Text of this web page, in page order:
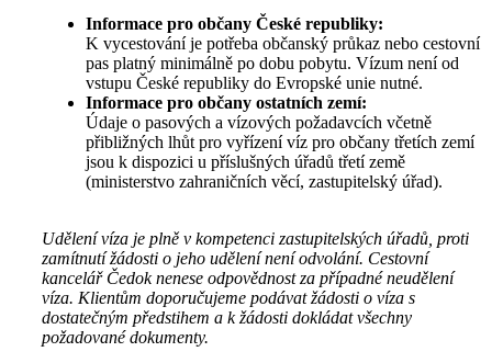
Informace pro občany České republiky:
K vycestování je potřeba občanský průkaz nebo cestovní
pas platný minimálně po dobu pobytu. Vízum není od
vstupu České republiky do Evropské unie nutné.
Informace pro občany ostatních zemí:
Údaje o pasových a vízových požadavcích včetně
přibližných lhůt pro vyřízení víz pro občany třetích zemí
jsou k dispozici u příslušných úřadů třetí země
(ministerstvo zahraničních věcí, zastupitelský úřad).
Udělení víza je plně v kompetenci zastupitelských úřadů, proti
zamítnutí žádosti o jeho udělení není odvolání. Cestovní
kancelář Čedok nenese odpovědnost za případné neudělení
víza. Klientům doporučujeme podávat žádosti o víza s
dostatečným předstihem a k žádosti dokládat všechny
požadované dokumenty.